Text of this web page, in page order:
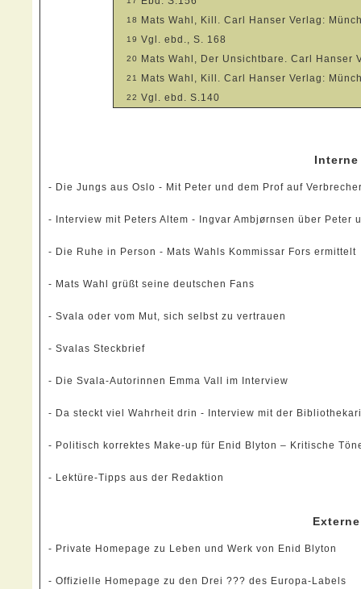
18 Mats Wahl, Kill. Carl Hanser Verlag:
19 Vgl. ebd., S. 168
20 Mats Wahl, Der Unsichtbare. Carl Hanser
21 Mats Wahl, Kill. Carl Hanser Verlag:
22 Vgl. ebd. S.140
- Die Jungs aus Oslo - Mit Peter und dem Prof auf
- Interview mit Peters Altem - Ingvar Ambjørnsen über Peter
- Die Ruhe in Person - Mats Wahls Kommissar Fors ermittelt
- Mats Wahl grüßt seine deutschen Fans
- Svala oder vom Mut, sich selbst zu vertrauen
- Svalas Steckbrief
- Die Svala-Autorinnen Emma Vall im Interview
- Da steckt viel Wahrheit drin - Interview mit der
- Politisch korrektes Make-up für Enid Blyton – Kritische
- Lektüre-Tipps aus der Redaktion
- Private Homepage zu Leben und Werk von Enid Blyton
- Offizielle Homepage zu den Drei ??? des Europa-Labels